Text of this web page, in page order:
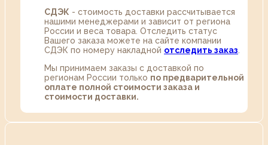
СДЭК - стоимость доставки рассчитывается
нашими менеджерами и зависит от региона
России и веса товара. Отследить статус
Вашего заказа можете на сайте компании
СДЭК по номеру накладной отследить заказ
Мы принимаем заказы с доставкой по
регионам России только по предварительной
оплате полной стоимости заказа и
стоимости доставки.